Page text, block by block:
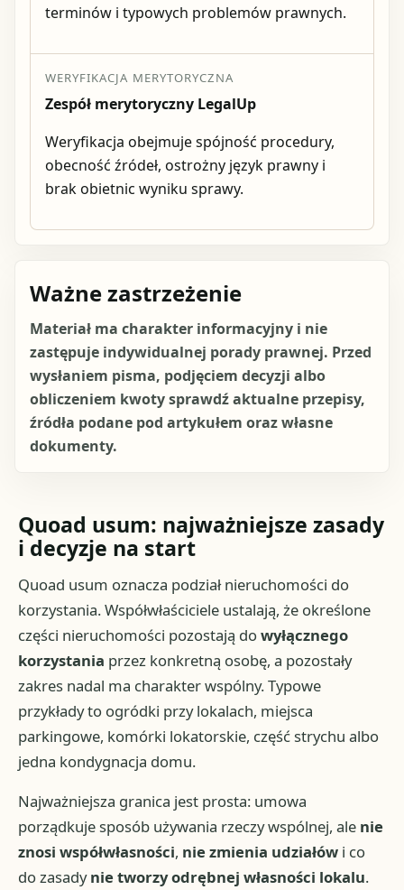
terminów i typowych problemów prawnych.
WERYFIKACJA MERYTORYCZNA
Zespół merytoryczny LegalUp
Weryfikacja obejmuje spójność procedury,
obecność źródeł, ostrożny język prawny i
brak obietnic wyniku sprawy.
Ważne zastrzeżenie
Materiał ma charakter informacyjny i nie
zastępuje indywidualnej porady prawnej. Przed
wysłaniem pisma, podjęciem decyzji albo
obliczeniem kwoty sprawdź aktualne przepisy,
źródła podane pod artykułem oraz własne
dokumenty.
Quoad usum: najważniejsze zasady
i decyzje na start
Quoad usum oznacza podział nieruchomości do
korzystania. Współwłaściciele ustalają, że określone
części nieruchomości pozostają dowyłącznego
korzystania przez konkretną osobę, a pozostały
zakres nadal ma charakter wspólny. Typowe
przykłady to ogródki przy lokalach, miejsca
parkingowe, komórki lokatorskie, część strychu albo
jedna kondygnacja domu.
Najważniejsza granica jest prosta: umowa
porządkuje sposób używania rzeczy wspólnej, ale nie
znosi współwłasności, nie zmienia udziałów i co
do zasadynie tworzy odrębnej własności lokalu.